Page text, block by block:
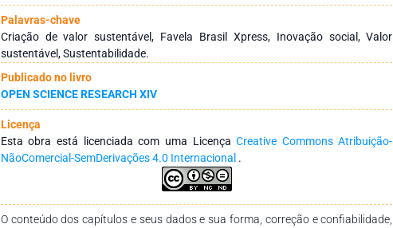
isso, fez-se uso de um protocolo de pesquisa previamente estabelecido e os
dados coletados foram submetidos à análise de conteúdo de forma a revelar a
aplicação do modelo de criação de valor sustentável na Favela Brasil Xpress,
com destaque para as principais práticas relacionadas à inovação social que a
organização pratica e revelando que a FBX cria valor sustentável para a
sociedade.
Palavras-chave
Criação de valor sustentável, Favela Brasil Xpress, Inovação social, Valor
sustentável, Sustentabilidade.
Publicado no livro
OPEN SCIENCE RESEARCH XIV
Licença
Esta obra está licenciada com uma LicençaCreative Commons Atribuição-
NãoComercial-SemDerivações 4.0 Internacional .
O conteúdo dos capítulos e seus dados e sua forma, correção e confiabilidade,